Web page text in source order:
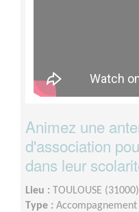
Animez une
d'association
dans leur
Lieu :
TOULOUSE (31000)
Type :